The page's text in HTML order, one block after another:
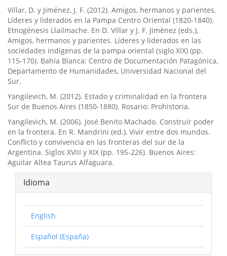
Villar, D. y Jiménez, J. F. (2012). Amigos, hermanos y parientes.
Lí­deres y liderados en la Pampa Centro Oriental (1820-1840).
Etnogénesis Llailmache. En D. Villar y J. F. Jiménez (eds.),
Amigos, hermanos y parientes. Lí­deres y liderados en las
sociedades indí­genas de la pampa oriental (siglo XIX) (pp.
115-170). Bahí­a Blanca: Centro de Documentación Patagónica,
Departamento de Humanidades, Universidad Nacional del
Sur.
Yangilevich, M. (2012). Estado y criminalidad en la frontera
Sur de Buenos Aires (1850-1880). Rosario: Prohistoria.
Yangilevich, M. (2006). José Benito Machado. Construir poder
en la frontera. En R. Mandrini (ed.), Vivir entre dos mundos.
Conflicto y convivencia en las fronteras del sur de la
Argentina. Siglos XVIII y XIX (pp. 195-226). Buenos Aires:
Aguilar Altea Taurus Alfaguara.
Idioma
English
Español (España)